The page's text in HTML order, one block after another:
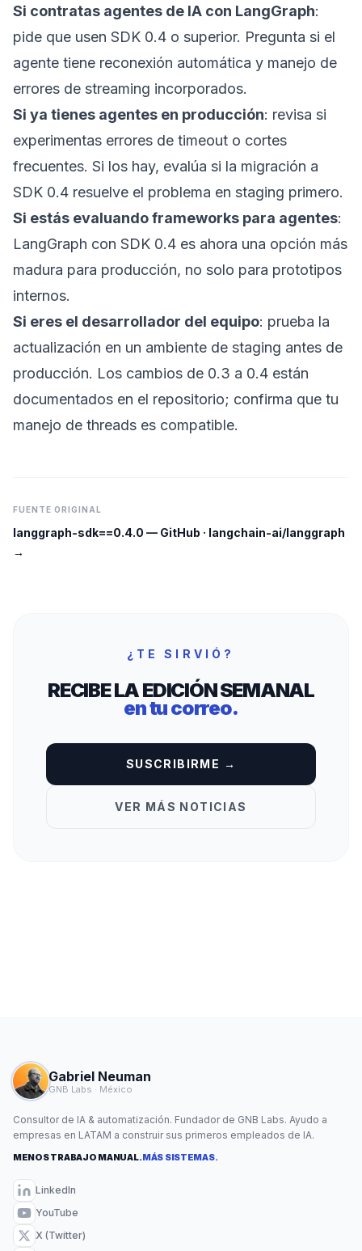
Si contratas agentes de IA con LangGraph:
pide que usen SDK 0.4 o superior. Pregunta si el
agente tiene reconexión automática y manejo de
errores de streaming incorporados.
Si ya tienes agentes en producción: revisa si
experimentas errores de timeout o cortes
frecuentes. Si los hay, evalúa si la migración a
SDK 0.4 resuelve el problema en staging primero.
Si estás evaluando frameworks para agentes:
LangGraph con SDK 0.4 es ahora una opción más
madura para producción, no solo para prototipos
internos.
Si eres el desarrollador del equipo: prueba la
actualización en un ambiente de staging antes de
producción. Los cambios de 0.3 a 0.4 están
documentados en el repositorio; confirma que tu
manejo de threads es compatible.
FUENTE ORIGINAL
langgraph-sdk==0.4.0 — GitHub · langchain-ai/langgraph
→
¿TE SIRVIÓ?
RECIBE LA EDICIÓN SEMANAL
en tu correo.
SUSCRIBIRME →
VER MÁS NOTICIAS
Gabriel Neuman
GNB Labs · México
Consultor de IA & automatización. Fundador de GNB Labs. Ayudo a
empresas en LATAM a construir sus primeros empleados de IA.
MENOS TRABAJO MANUAL.MÁS SISTEMAS.
LinkedIn
YouTube
X (Twitter)